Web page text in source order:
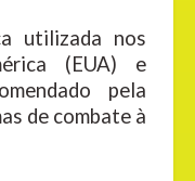
utilizada nos
(EUA) e
pela
de combate à